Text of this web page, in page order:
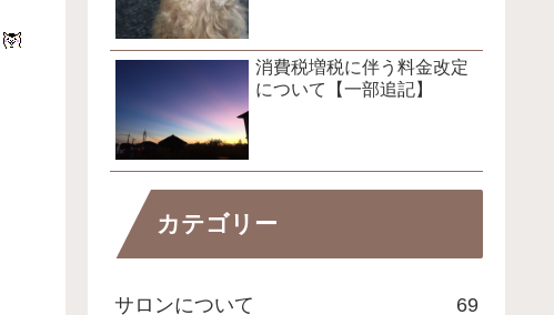
消費税増税に伴う料金改定
について【一部追記】
カテゴリー
サロンについて 69